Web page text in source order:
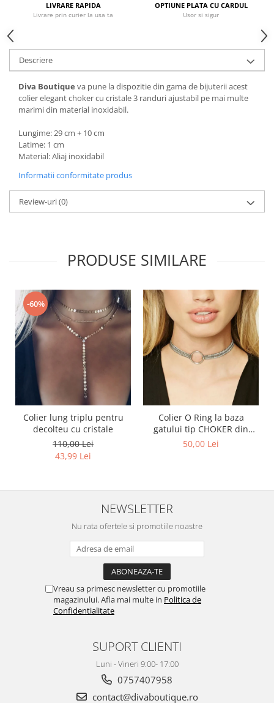
LIVRARE RAPIDA
Livrare prin curier la usa ta
OPTIUNE PLATA CU CARDUL
Usor si sigur
Descriere
Diva Boutique va pune la dispozitie din gama de bijuterii acest
colier elegant choker cu cristale 3 randuri ajustabil pe mai multe
marimi din material inoxidabil.
Lungime: 29 cm + 10 cm
Latime: 1 cm
Material: Aliaj inoxidabil
Informatii conformitate produs
Review-uri(0)
PRODUSE SIMILARE
-60%
Colier lung triplu pentru
decolteu cu cristale
110,00 Lei
43,99 Lei
Colier O Ring la baza
gatului tip CHOKER din
lantisor cu inel metalic
50,00 Lei
NEWSLETTER
Nu rata ofertele si promotiile noastre
Vreau sa primesc newsletter cu promotiile
magazinului. Afla mai multe in Politica de
Confidentialitate
SUPORT CLIENTI
Luni - Vineri 9:00- 17:00
0757407958
contact@divaboutique.ro